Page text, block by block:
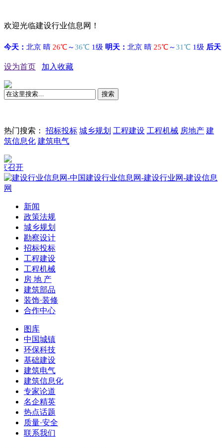
欢迎光临建设行业信息网！
设为首页 加入收藏
搜索
热门搜索： 招标投标 城乡规划 工程建设 工程机械 房地产 建
筑信息化 建筑电气
新闻
政策法规
城乡规划
勘察设计
招标投标
工程建设
工程机械
房 地 产
建筑部品
装饰·装修
合作中心
图库
中国城镇
环保科技
基础建设
建筑电气
建筑信息化
专家论道
名企精英
热点话题
质量·安全
联系我们